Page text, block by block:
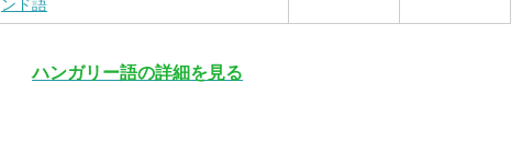
ンド語
ハンガリー語の詳細を見る